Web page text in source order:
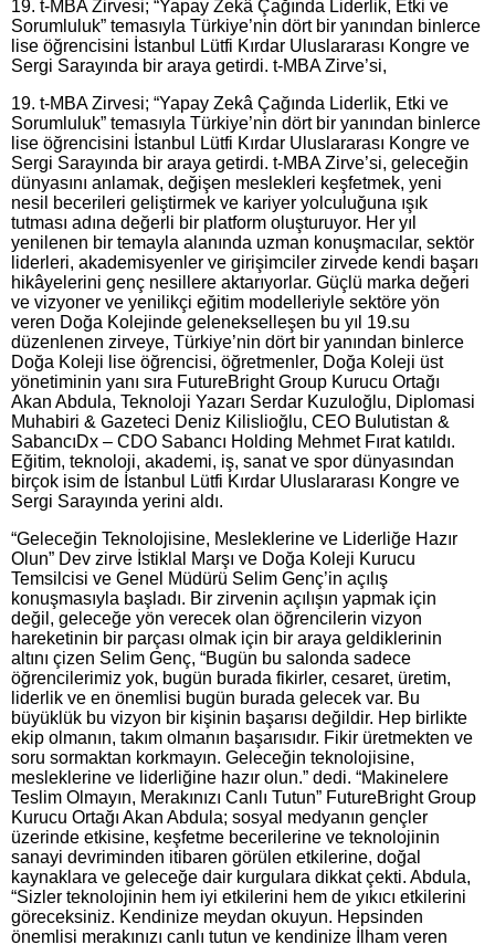
19. t-MBA Zirvesi; “Yapay Zekâ Çağında Liderlik, Etki ve
Sorumluluk” temasıyla Türkiye’nin dört bir yanından binlerce
lise öğrencisini İstanbul Lütfi Kırdar Uluslararası Kongre ve
Sergi Sarayında bir araya getirdi. t-MBA Zirve’si,
19. t-MBA Zirvesi; “Yapay Zekâ Çağında Liderlik, Etki ve
Sorumluluk” temasıyla Türkiye’nin dört bir yanından binlerce
lise öğrencisini İstanbul Lütfi Kırdar Uluslararası Kongre ve
Sergi Sarayında bir araya getirdi. t-MBA Zirve’si, geleceğin
dünyasını anlamak, değişen meslekleri keşfetmek, yeni
nesil becerileri geliştirmek ve kariyer yolculuğuna ışık
tutması adına değerli bir platform oluşturuyor. Her yıl
yenilenen bir temayla alanında uzman konuşmacılar, sektör
liderleri, akademisyenler ve girişimciler zirvede kendi başarı
hikâyelerini genç nesillere aktarıyorlar. Güçlü marka değeri
ve vizyoner ve yenilikçi eğitim modelleriyle sektöre yön
veren Doğa Kolejinde gelenekselleşen bu yıl 19.su
düzenlenen zirveye, Türkiye’nin dört bir yanından binlerce
Doğa Koleji lise öğrencisi, öğretmenler, Doğa Koleji üst
yönetiminin yanı sıra FutureBright Group Kurucu Ortağı
Akan Abdula, Teknoloji Yazarı Serdar Kuzuloğlu, Diplomasi
Muhabiri & Gazeteci Deniz Kilislioğlu, CEO Bulutistan &
SabancıDx – CDO Sabancı Holding Mehmet Fırat katıldı.
Eğitim, teknoloji, akademi, iş, sanat ve spor dünyasından
birçok isim de İstanbul Lütfi Kırdar Uluslararası Kongre ve
Sergi Sarayında yerini aldı.
“Geleceğin Teknolojisine, Mesleklerine ve Liderliğe Hazır
Olun” Dev zirve İstiklal Marşı ve Doğa Koleji Kurucu
Temsilcisi ve Genel Müdürü Selim Genç’in açılış
konuşmasıyla başladı. Bir zirvenin açılışın yapmak için
değil, geleceğe yön verecek olan öğrencilerin vizyon
hareketinin bir parçası olmak için bir araya geldiklerinin
altını çizen Selim Genç, “Bugün bu salonda sadece
öğrencilerimiz yok, bugün burada fikirler, cesaret, üretim,
liderlik ve en önemlisi bugün burada gelecek var. Bu
büyüklük bu vizyon bir kişinin başarısı değildir. Hep birlikte
ekip olmanın, takım olmanın başarısıdır. Fikir üretmekten ve
soru sormaktan korkmayın. Geleceğin teknolojisine,
mesleklerine ve liderliğine hazır olun.” dedi. “Makinelere
Teslim Olmayın, Merakınızı Canlı Tutun” FutureBright Group
Kurucu Ortağı Akan Abdula; sosyal medyanın gençler
üzerinde etkisine, keşfetme becerilerine ve teknolojinin
sanayi devriminden itibaren görülen etkilerine, doğal
kaynaklara ve geleceğe dair kurgulara dikkat çekti. Abdula,
“Sizler teknolojinin hem iyi etkilerini hem de yıkıcı etkilerini
göreceksiniz. Kendinize meydan okuyun. Hepsinden
önemlisi merakınızı canlı tutun ve kendinize İlham veren